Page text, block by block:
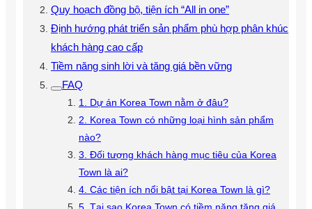
Quy hoạch đồng bộ, tiện ích “All in one”
Định hướng phát triển sản phẩm phù hợp phân khúc
khách hàng cao cấp
Tiềm năng sinh lời và tăng giá bền vững
FAQ
1. Dự án Korea Town nằm ở đâu?
2. Korea Town có những loại hình sản phẩm
nào?
3. Đối tượng khách hàng mục tiêu của Korea
Town là ai?
4. Các tiện ích nổi bật tại Korea Town là gì?